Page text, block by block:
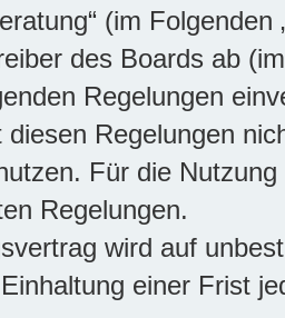
(im
des Boards ab
Regelungen
diesen Regelungen
Für die
Regelungen.
wird auf
einer Frist